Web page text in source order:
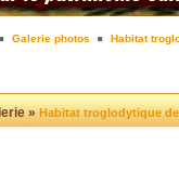
Galerie photos Habitat
»Habitat troglodytique